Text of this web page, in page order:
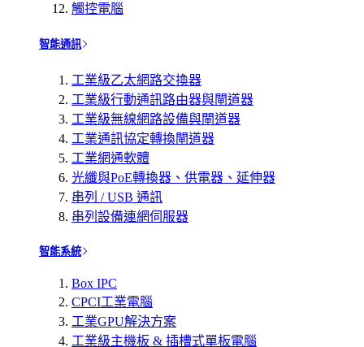
觸控電腦
智能通訊
工業級乙太網路交換器
工業級行動通訊路由器與閘道器
工業級無線網路設備與閘道器
工業通訊協定轉換閘道器
工業網通軟體
光纖與PoE轉換器、供電器、延伸器
串列 / USB 通訊
串列設備連網伺服器
智能系統
Box IPC
CPCI工業電腦
工業GPU解決方案
工業級主機板 & 插槽式單板電腦